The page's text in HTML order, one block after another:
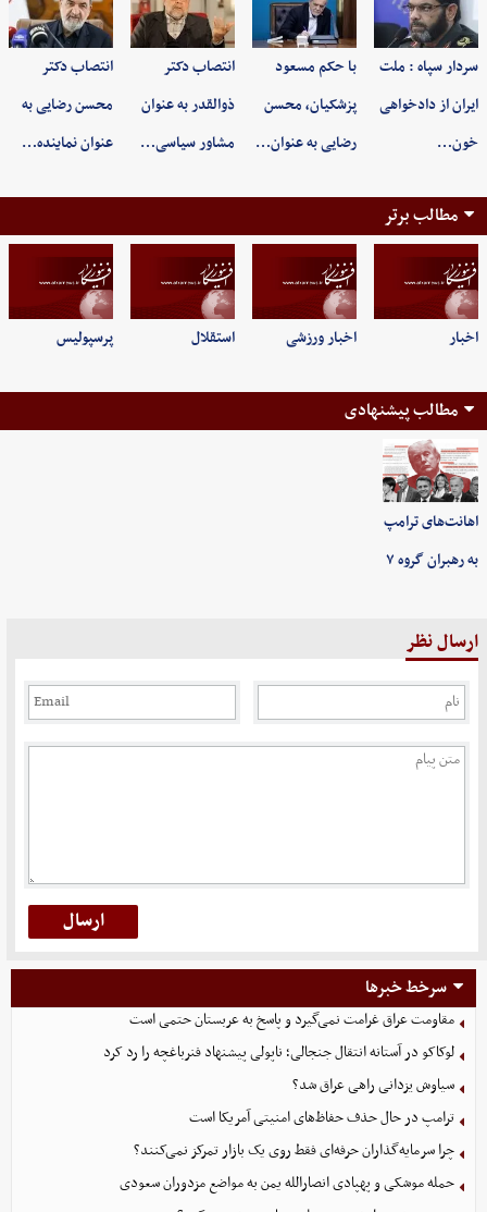
سردار سپاه : ملت
ایران از دادخواهی
خون…
با حکم مسعود
پزشکیان، محسن
رضایی به عنوان…
انتصاب دکتر
ذوالقدر به عنوان
مشاور سیاسی…
انتصاب دکتر
محسن رضایی به
عنوان نماینده…
مطالب برتر
اخبار اخبار ورزشی استقلال پرسپولیس
مطالب پیشنهادی
اهانت‌های ترامپ
به رهبران گروه ۷
ارسال نظر
سرخط خبرها
مقاومت عراق غرامت نمی‌گیرد و پاسخ به عربستان حتمی است
لوکاکو در آستانه انتقال جنجالی؛ ناپولی پیشنهاد فنرباغچه را رد کرد
سیاوش یزدانی راهی عراق شد؟
ترامپ در حال حذف حفاظ‌های امنیتی آمریکا است
چرا سرمایه‌گذاران حرفه‌ای فقط روی یک بازار تمرکز نمی‌کنند؟
حمله موشکی و پهپادی انصارالله یمن به مواضع مزدوران سعودی